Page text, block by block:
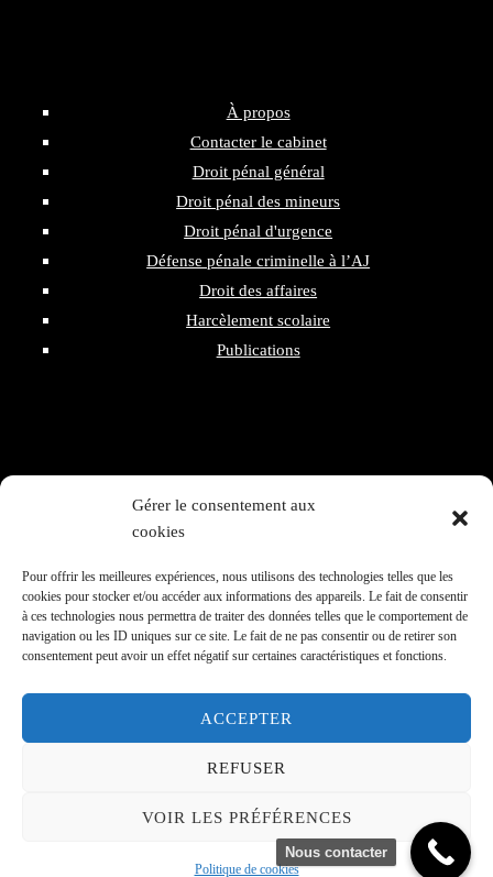
Gérer le consentement aux
cookies
Pour offrir les meilleures expériences, nous utilisons des technologies telles que les
cookies pour stocker et/ou accéder aux informations des appareils. Le fait de consentir
à ces technologies nous permettra de traiter des données telles que le comportement de
navigation ou les ID uniques sur ce site. Le fait de ne pas consentir ou de retirer son
consentement peut avoir un effet négatif sur certaines caractéristiques et fonctions.
ACCEPTER
REFUSER
VOIR LES PRÉFÉRENCES
Politique de cookies
À propos
Contacter le cabinet
Droit pénal général
Droit pénal des mineurs
Droit pénal d'urgence
Défense pénale criminelle à l’AJ
Droit des affaires
Harcèlement scolaire
Publications
160 rue du Temple
Rpeilhamadouche@rph-avocats.com
Copyright © 2026 Richard Peil-Hamadouche
Nous contacter